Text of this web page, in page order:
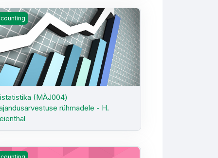
(MÄJ004) majandusarvestuse rühmadele - H. Freienthal
(MÄJ004)
rühmadele - H.
esinemine ( MA0406) KMA51/61 - J. Uljas